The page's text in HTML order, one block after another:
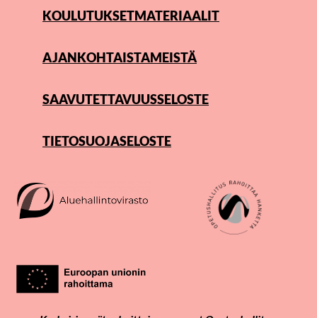
KOULUTUKSETMATERIAALIT
AJANKOHTAISTAMEISTÄ
SAAVUTETTAVUUSSELOSTE
TIETOSUOJASELOSTE